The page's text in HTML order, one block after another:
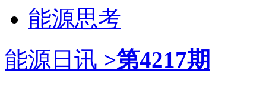
能源思考
能源日讯 >第4217期